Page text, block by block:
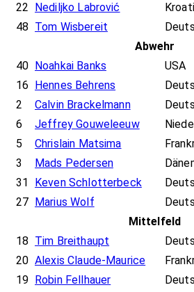
22
Nediljko Labrović
48 Tom Wisbereit
Abwehr
40
Noahkai Banks USA
16
Hennes Behrens
2
Calvin Brackelmann
6
Jeffrey Gouweleeuw
5
Chrislain Matsima
3
Mads Pedersen
31
Keven Schlotterbeck
27
Marius Wolf
Mittelfeld
18 Tim Breithaupt
20 Alexis Claude-Maurice
19
Robin Fellhauer